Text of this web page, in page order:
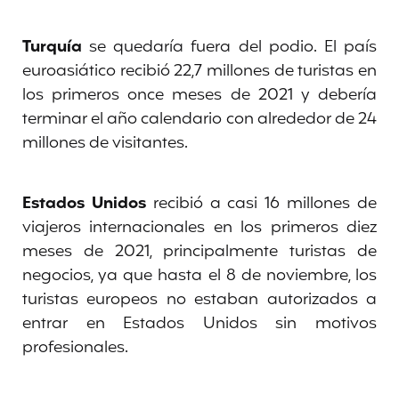
Turquíase quedaría fuera del podio. El país
euroasiático recibió 22,7 millones de turistas en
los primeros once meses de 2021 y debería
terminar el año calendario con alrededor de 24
millones de visitantes.
Estados Unidos recibió a casi 16 millones de
viajeros internacionales en los primeros diez
meses de 2021, principalmente turistas de
negocios, ya que hasta el 8 de noviembre, los
turistas europeos no estaban autorizados a
entrar en Estados Unidos sin motivos
profesionales.